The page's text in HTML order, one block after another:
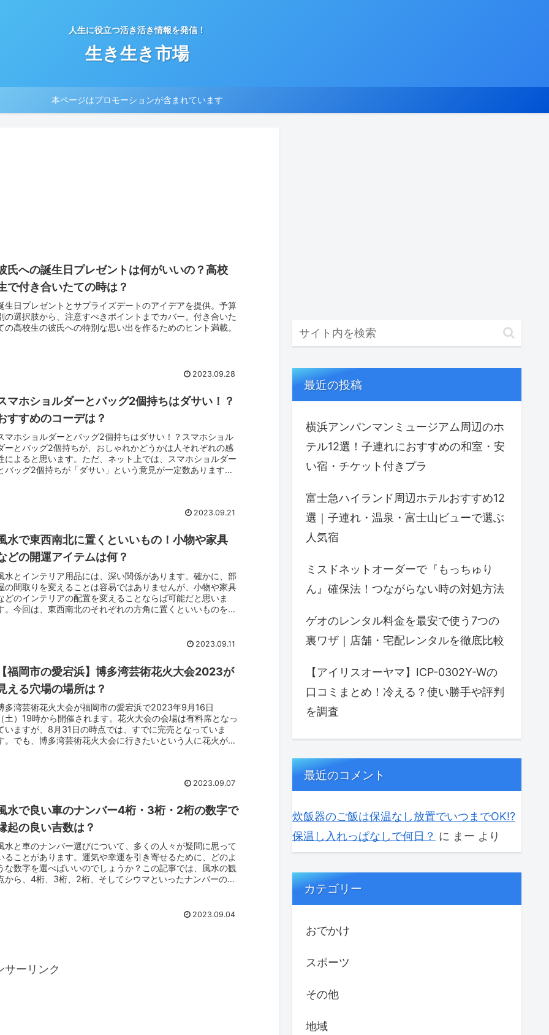
人生に役立つ活き活き情報を発信！
生き生き市場
本ページはプロモーションが含まれています
氏への誕生日プレゼントは何がいいの？高校
で付き合いたての時は？
生日プレゼントとサプライズデートのアイデアを提供。予算
の選択肢から、注意すべきポイントまでカバー。付き合いた
の高校生の彼氏への特別な思い出を作るためのヒント満載。
2023.09.28
マホショルダーとバッグ2個持ちはダサい！？
すすめのコーデは？
マホショルダーとバッグ2個持ちはダサい！？スマホショル
ーとバッグ2個持ちが、おしゃれかどうかは人それぞれの感
によると思います。ただ、ネット上では、スマホショルダー
バッグ2個持ちが「ダサい」という意見が一定数あります。
2023.09.21
水で東西南北に置くといいもの！小物や家具
どの開運アイテムは何？
水とインテリア用品には、深い関係があります。確かに、部
の間取りを変えることは容易ではありませんが、小物や家具
どのインテリアの配置を変えることならば可能だと思いま
。今回は、東西南北のそれぞれの方角に置くといいものを紹
2023.09.11
福岡市の愛宕浜】博多湾芸術花火大会2023が
える穴場の場所は？
多湾芸術花火大会が福岡市の愛宕浜で2023年9月16日
土）19時から開催されます。花火大会の会場は有料席となっ
いますが、8月31日の時点では、すでに完売となっていま
。でも、博多湾芸術花火大会に行きたいという人に花火が見
2023.09.07
水で良い車のナンバー4桁・3桁・2桁の数字で
起の良い吉数は？
水と車のナンバー選びについて、多くの人々が疑問に思って
ることがあります。運気や幸運を引き寄せるために、どのよ
な数字を選べばいいのでしょうか？この記事では、風水の観
から、4桁、3桁、2桁、そしてシウマといったナンバーの意
2023.09.04
サーリンク
最近の投稿
横浜アンパンマンミュージアム周辺のホ
テル12選！子連れにおすすめの和室・安
い宿・チケット付きプラ
富士急ハイランド周辺ホテルおすすめ12
選｜子連れ・温泉・富士山ビューで選ぶ
人気宿
ミスドネットオーダーで『もっちゅり
ん』確保法！つながらない時の対処方法
ゲオのレンタル料金を最安で使う7つの
裏ワザ｜店舗・宅配レンタルを徹底比較
【アイリスオーヤマ】ICP-0302Y-Wの
口コミまとめ！冷える？使い勝手や評判
を調査
最近のコメント
炊飯器のご飯は保温なし放置でいつまでOK⁉
保温し入れっぱなしで何日？ に まー より
カテゴリー
おでかけ
スポーツ
その他
地域